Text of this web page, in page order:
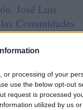
or processing of your
use the below opt-out
request is processed
utilized by us
José Luis
Comunidades
la acogida de
Europeos